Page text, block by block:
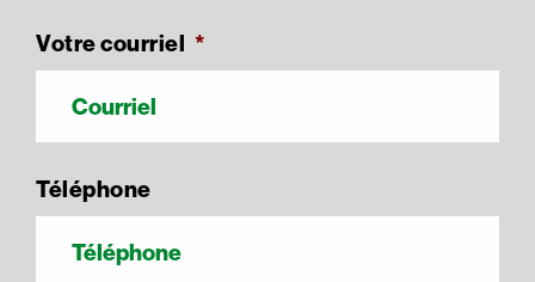
Votre courriel *
Téléphone